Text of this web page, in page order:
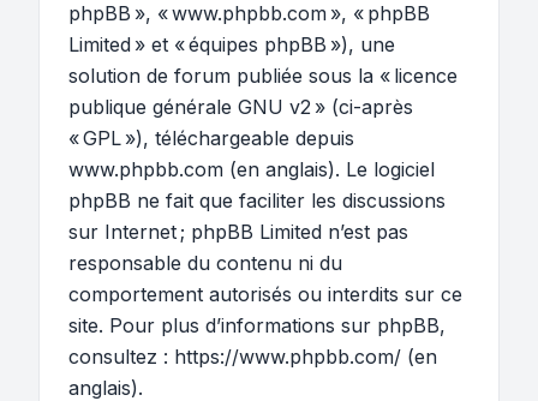
phpBB », « www.phpbb.com », « phpBB
Limited » et « équipes phpBB »), une
solution de forum publiée sous la « licence
publique générale GNU v2 » (ci-après
« GPL »), téléchargeable depuis
www.phpbb.com (en anglais). Le logiciel
phpBB ne fait que faciliter les discussions
sur Internet ; phpBB Limited n’est pas
responsable du contenu ni du
comportement autorisés ou interdits sur ce
site. Pour plus d’informations sur phpBB,
consultez : https://www.phpbb.com/ (en
anglais).